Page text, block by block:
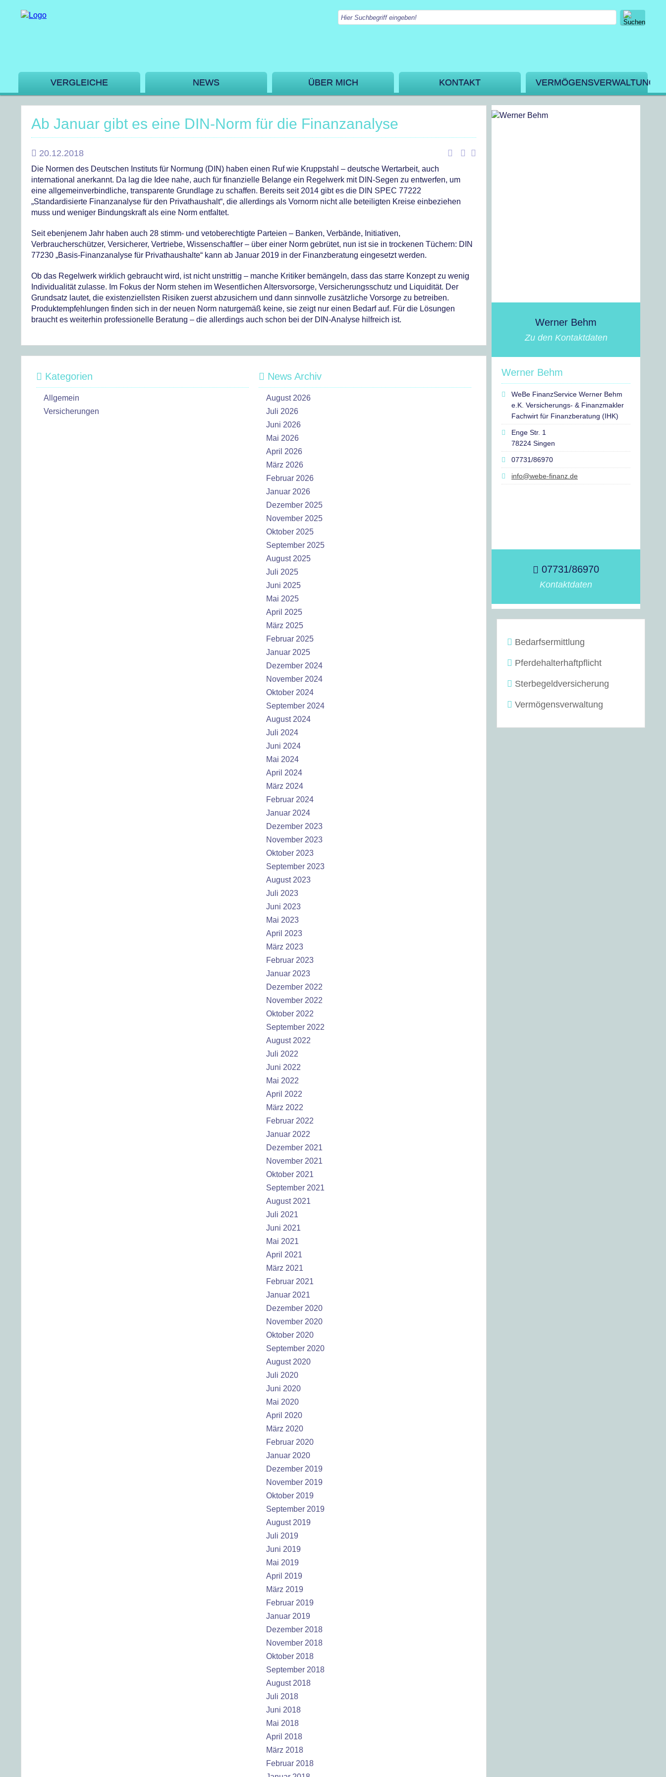
VERGLEICHE NEWS ÜBER MICH KONTAKT VERMÖGENSVERWALTUNG
Werner Behm
Zu den Kontaktdaten
Werner Behm
WeBe FinanzService Werner Behm
e.K. Versicherungs- & Finanzmakler
Fachwirt für Finanzberatung (IHK)
Enge Str. 1
78224 Singen
07731/86970
info@webe-finanz.de
07731/86970
Kontaktdaten
Bedarfsermittlung
Pferdehalterhaftpflicht
Sterbegeldversicherung
Vermögensverwaltung
Ab Januar gibt es eine DIN-Norm für die Finanzanalyse
20.12.2018
Die Normen des Deutschen Instituts für Normung (DIN) haben einen Ruf wie Kruppstahl – deutsche Wertarbeit, auch
international anerkannt. Da lag die Idee nahe, auch für finanzielle Belange ein Regelwerk mit DIN-Segen zu entwerfen, um
eine allgemeinverbindliche, transparente Grundlage zu schaffen. Bereits seit 2014 gibt es die DIN SPEC 77222
„Standardisierte Finanzanalyse für den Privathaushalt“, die allerdings als Vornorm nicht alle beteiligten Kreise einbeziehen
muss und weniger Bindungskraft als eine Norm entfaltet.
Seit ebenjenem Jahr haben auch 28 stimm- und vetoberechtigte Parteien – Banken, Verbände, Initiativen,
Verbraucherschützer, Versicherer, Vertriebe, Wissenschaftler – über einer Norm gebrütet, nun ist sie in trockenen Tüchern: DIN
77230 „Basis-Finanzanalyse für Privathaushalte“ kann ab Januar 2019 in der Finanzberatung eingesetzt werden.
Ob das Regelwerk wirklich gebraucht wird, ist nicht unstrittig – manche Kritiker bemängeln, dass das starre Konzept zu wenig
Individualität zulasse. Im Fokus der Norm stehen im Wesentlichen Altersvorsorge, Versicherungsschutz und Liquidität. Der
Grundsatz lautet, die existenziellsten Risiken zuerst abzusichern und dann sinnvolle zusätzliche Vorsorge zu betreiben.
Produktempfehlungen finden sich in der neuen Norm naturgemäß keine, sie zeigt nur einen Bedarf auf. Für die Lösungen
braucht es weiterhin professionelle Beratung – die allerdings auch schon bei der DIN-Analyse hilfreich ist.
Kategorien
Allgemein
Versicherungen
News Archiv
August 2026
Juli 2026
Juni 2026
Mai 2026
April 2026
März 2026
Februar 2026
Januar 2026
Dezember 2025
November 2025
Oktober 2025
September 2025
August 2025
Juli 2025
Juni 2025
Mai 2025
April 2025
März 2025
Februar 2025
Januar 2025
Dezember 2024
November 2024
Oktober 2024
September 2024
August 2024
Juli 2024
Juni 2024
Mai 2024
April 2024
März 2024
Februar 2024
Januar 2024
Dezember 2023
November 2023
Oktober 2023
September 2023
August 2023
Juli 2023
Juni 2023
Mai 2023
April 2023
März 2023
Februar 2023
Januar 2023
Dezember 2022
November 2022
Oktober 2022
September 2022
August 2022
Juli 2022
Juni 2022
Mai 2022
April 2022
März 2022
Februar 2022
Januar 2022
Dezember 2021
November 2021
Oktober 2021
September 2021
August 2021
Juli 2021
Juni 2021
Mai 2021
April 2021
März 2021
Februar 2021
Januar 2021
Dezember 2020
November 2020
Oktober 2020
September 2020
August 2020
Juli 2020
Juni 2020
Mai 2020
April 2020
März 2020
Februar 2020
Januar 2020
Dezember 2019
November 2019
Oktober 2019
September 2019
August 2019
Juli 2019
Juni 2019
Mai 2019
April 2019
März 2019
Februar 2019
Januar 2019
Dezember 2018
November 2018
Oktober 2018
September 2018
August 2018
Juli 2018
Juni 2018
Mai 2018
April 2018
März 2018
Februar 2018